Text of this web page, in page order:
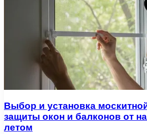
Выбор и установка
защиты окон и балконов от
летом